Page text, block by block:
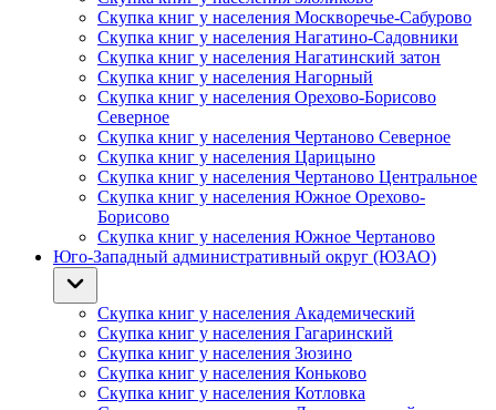
Скупка книг у населения Москворечье-Сабурово
Скупка книг у населения Нагатино-Садовники
Скупка книг у населения Нагатинский затон
Скупка книг у населения Нагорный
Скупка книг у населения Орехово-Борисово
Северное
Скупка книг у населения Чертаново Северное
Скупка книг у населения Царицыно
Скупка книг у населения Чертаново Центральное
Скупка книг у населения Южное Орехово-
Борисово
Скупка книг у населения Южное Чертаново
Юго-Западный административный округ (ЮЗАО)
Скупка книг у населения Академический
Скупка книг у населения Гагаринский
Скупка книг у населения Зюзино
Скупка книг у населения Коньково
Скупка книг у населения Котловка